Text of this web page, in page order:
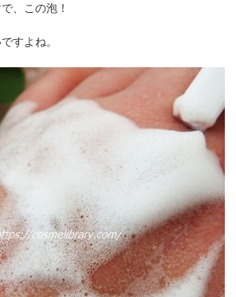
、この泡！
すよね。